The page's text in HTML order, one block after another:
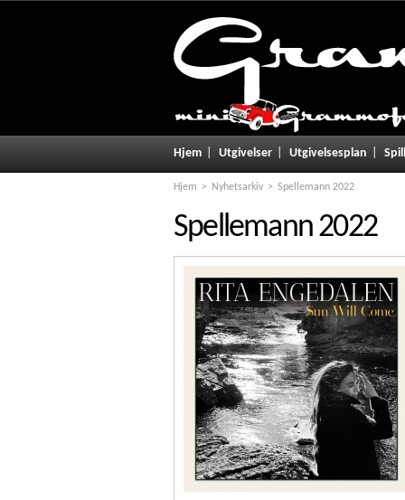
Hjem Utgivelser Utgivelsesplan
Hjem Nyhetsarkiv Spellemann 2022
Spellemann 2022